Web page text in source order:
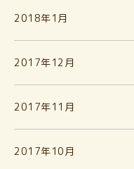
2018年1月
2017年12月
2017年11月
2017年10月